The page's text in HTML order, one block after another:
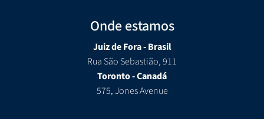
Onde estamos
Juiz de Fora - Brasil
Rua São Sebastião, 911
Toronto - Canadá
575, Jones Avenue